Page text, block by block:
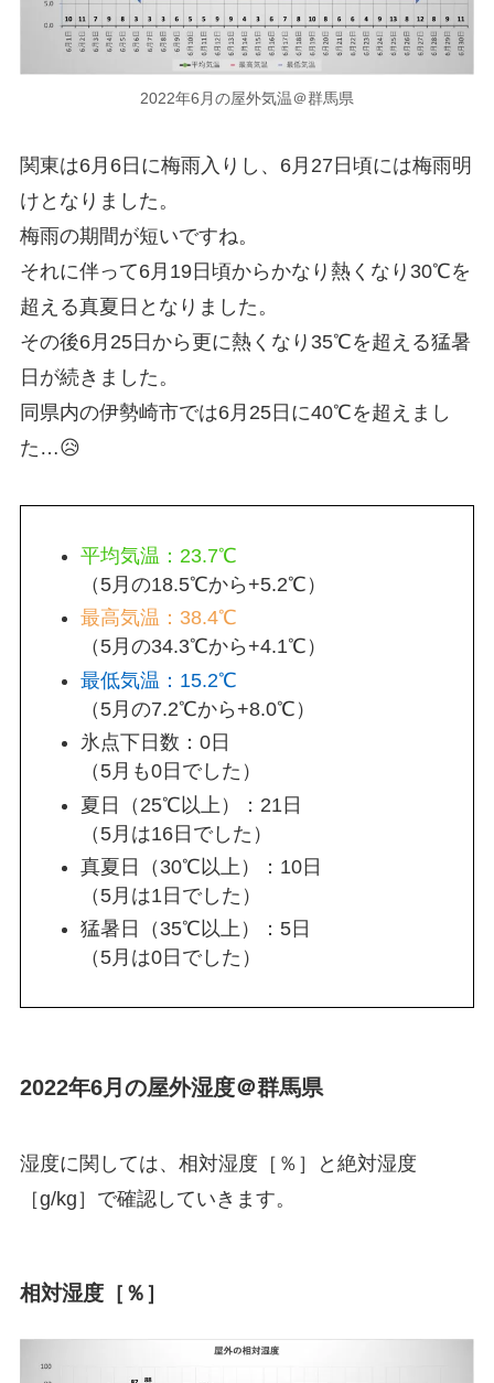
2022年6月の屋外気温＠群馬県
関東は6月6日に梅雨入りし、6月27日頃には梅雨明
けとなりました。
梅雨の期間が短いですね。
それに伴って6月19日頃からかなり熱くなり30℃を
超える真夏日となりました。
その後6月25日から更に熱くなり35℃を超える猛暑
日が続きました。
同県内の伊勢崎市では6月25日に40℃を超えまし
た…😥
平均気温：23.7℃
（5月の18.5℃から+5.2℃）
最高気温：38.4℃
（5月の34.3℃から+4.1℃）
最低気温：15.2℃
（5月の7.2℃から+8.0℃）
氷点下日数：0日
（5月も0日でした）
夏日（25℃以上）：21日
（5月は16日でした）
真夏日（30℃以上）：10日
（5月は1日でした）
猛暑日（35℃以上）：5日
（5月は0日でした）
2022年6月の屋外湿度＠群馬県
湿度に関しては、相対湿度［％］と絶対湿度
［g/kg］で確認していきます。
相対湿度［％］